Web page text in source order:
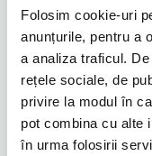
Folosim cookie-uri
anunțurile, pentru a
a analiza traficul.
rețele sociale, de
privire la modul în
pot combina cu alte
în urma folosirii
Greutate
1.2
Zgomot (dBA)
26.5
Aparat AutoCPAP
RESmart GII
3150 lei
was:
2061 leiis:
Adaugă în